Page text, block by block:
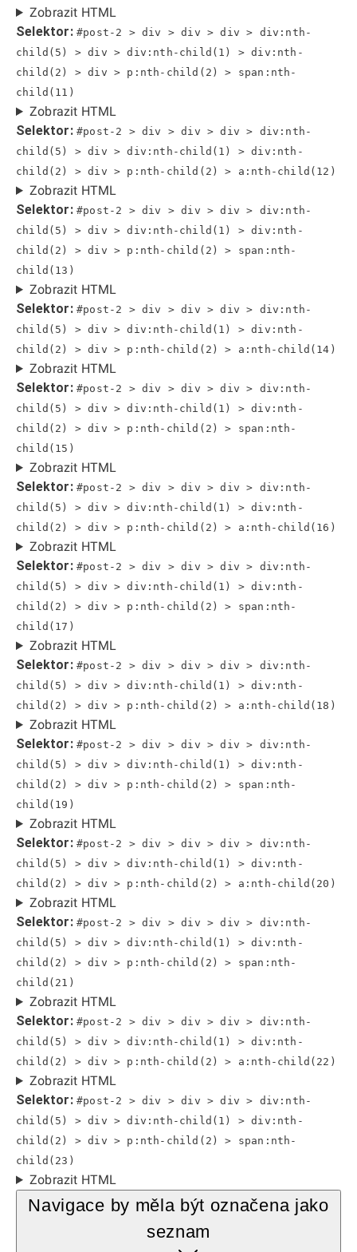
Zobrazit HTML
Selektor: #post-2 > div > div > div > div:nth-
child(5) > div > div:nth-child(1) > div:nth-
child(2) > div > p:nth-child(2) > span:nth-
child(11)
Zobrazit HTML
Selektor: #post-2 > div > div > div > div:nth-
child(5) > div > div:nth-child(1) > div:nth-
child(2) > div > p:nth-child(2) > a:nth-child(12)
Zobrazit HTML
Selektor: #post-2 > div > div > div > div:nth-
child(5) > div > div:nth-child(1) > div:nth-
child(2) > div > p:nth-child(2) > span:nth-
child(13)
Zobrazit HTML
Selektor: #post-2 > div > div > div > div:nth-
child(5) > div > div:nth-child(1) > div:nth-
child(2) > div > p:nth-child(2) > a:nth-child(14)
Zobrazit HTML
Selektor: #post-2 > div > div > div > div:nth-
child(5) > div > div:nth-child(1) > div:nth-
child(2) > div > p:nth-child(2) > span:nth-
child(15)
Zobrazit HTML
Selektor: #post-2 > div > div > div > div:nth-
child(5) > div > div:nth-child(1) > div:nth-
child(2) > div > p:nth-child(2) > a:nth-child(16)
Zobrazit HTML
Selektor: #post-2 > div > div > div > div:nth-
child(5) > div > div:nth-child(1) > div:nth-
child(2) > div > p:nth-child(2) > span:nth-
child(17)
Zobrazit HTML
Selektor: #post-2 > div > div > div > div:nth-
child(5) > div > div:nth-child(1) > div:nth-
child(2) > div > p:nth-child(2) > a:nth-child(18)
Zobrazit HTML
Selektor: #post-2 > div > div > div > div:nth-
child(5) > div > div:nth-child(1) > div:nth-
child(2) > div > p:nth-child(2) > span:nth-
child(19)
Zobrazit HTML
Selektor: #post-2 > div > div > div > div:nth-
child(5) > div > div:nth-child(1) > div:nth-
child(2) > div > p:nth-child(2) > a:nth-child(20)
Zobrazit HTML
Selektor: #post-2 > div > div > div > div:nth-
child(5) > div > div:nth-child(1) > div:nth-
child(2) > div > p:nth-child(2) > span:nth-
child(21)
Zobrazit HTML
Selektor: #post-2 > div > div > div > div:nth-
child(5) > div > div:nth-child(1) > div:nth-
child(2) > div > p:nth-child(2) > a:nth-child(22)
Zobrazit HTML
Selektor: #post-2 > div > div > div > div:nth-
child(5) > div > div:nth-child(1) > div:nth-
child(2) > div > p:nth-child(2) > span:nth-
child(23)
Zobrazit HTML
Navigace by měla být označena jako
seznam